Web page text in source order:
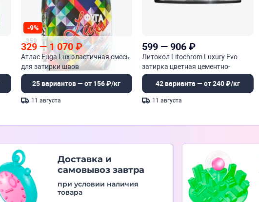
-9%
359
329 — 1 170
1 070 ₽
Атлас Fuga Lux эластичная смесь
для затирки швов
25 вариантов — от 156 ₽/кг
11 августа
599 —906₽
Литокол Litochrom Luxury Evo
затирка цветная цементно-
полимерная
42 варианта — от 240 ₽/кг
11 августа
Доставка и
самовывоз завтра
при условии наличия
товара